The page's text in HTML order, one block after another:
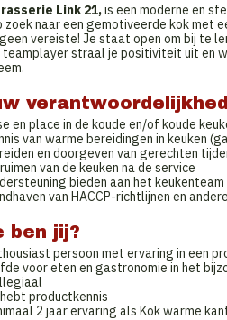
Link 21,is een moderne en
zoek naar een gemotiveerde kok met
vereiste! Je staat open om bij te
straal je positiviteit uit en
en place in de koude en/of koude
van warme bereidingen in keuken
en doorgeven van gerechten
van de keuken na de service
bieden aan het keukenteam
van HACCP-richtlijnen en
ben jij?
persoon met ervaring in een
voor eten en gastronomie in het
productkennis
2 jaar ervaring als Kok warme